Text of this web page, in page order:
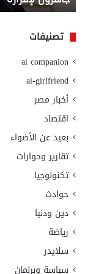
تصنيفات
ai companion
ai-girlfriend
أخبار مصر
اقتصاد
بعيد عن الأضواء
تقارير وحوارات
تكنولوجيا
حوادث
دين ودنيا
رياضة
سلايدر
سياسة وبرلمان